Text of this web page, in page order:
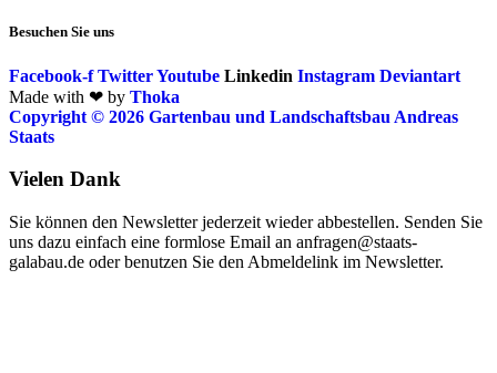
Besuchen Sie uns
Facebook-f TwitterYoutube Linkedin Instagram Deviantart
Made with ❤ by Thoka
Copyright © 2026 Gartenbau und Landschaftsbau Andreas
Staats
Vielen Dank
Sie können den Newsletter jederzeit wieder abbestellen. Senden Sie
uns dazu einfach eine formlose Email an anfragen@staats-
galabau.de oder benutzen Sie den Abmeldelink im Newsletter.